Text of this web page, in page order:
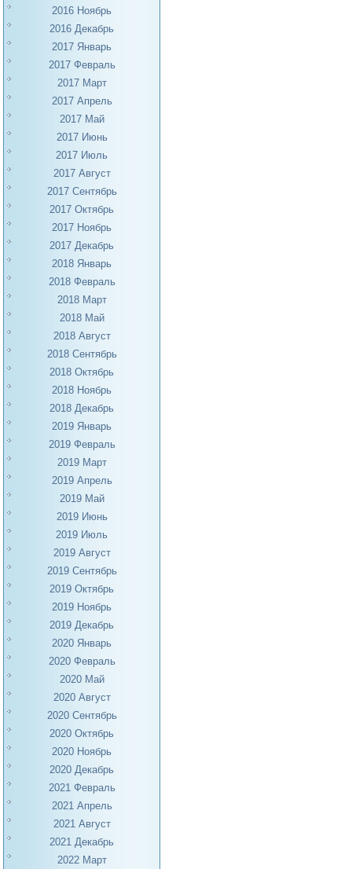
2016 Ноябрь
2016 Декабрь
2017 Январь
2017 Февраль
2017 Март
2017 Апрель
2017 Май
2017 Июнь
2017 Июль
2017 Август
2017 Сентябрь
2017 Октябрь
2017 Ноябрь
2017 Декабрь
2018 Январь
2018 Февраль
2018 Март
2018 Май
2018 Август
2018 Сентябрь
2018 Октябрь
2018 Ноябрь
2018 Декабрь
2019 Январь
2019 Февраль
2019 Март
2019 Апрель
2019 Май
2019 Июнь
2019 Июль
2019 Август
2019 Сентябрь
2019 Октябрь
2019 Ноябрь
2019 Декабрь
2020 Январь
2020 Февраль
2020 Май
2020 Август
2020 Сентябрь
2020 Октябрь
2020 Ноябрь
2020 Декабрь
2021 Февраль
2021 Апрель
2021 Август
2021 Декабрь
2022 Март